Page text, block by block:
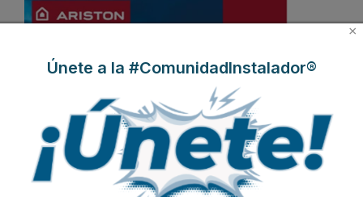
Ariston,
lanza esta promoción especial para instaladores en su
×
Únete a la #ComunidadInstalador®